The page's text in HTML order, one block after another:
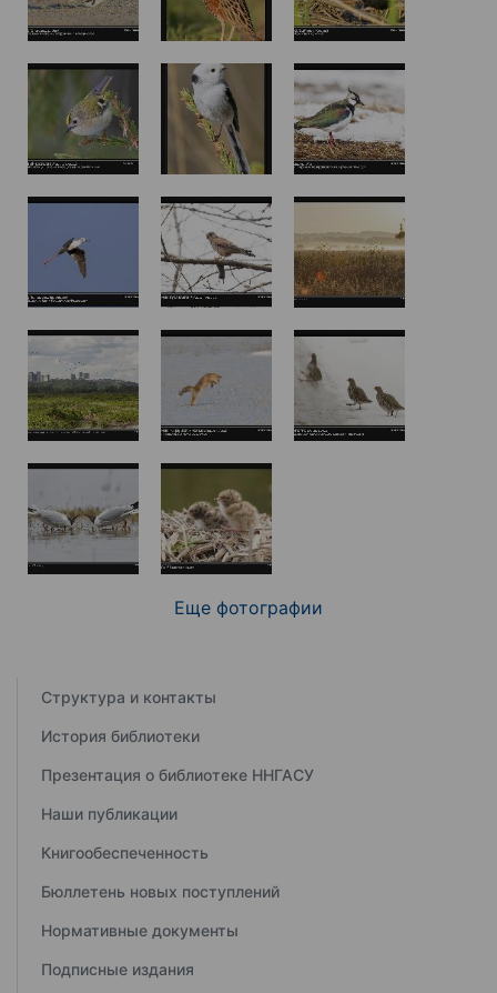
Еще фотографии
Структура и контакты
История библиотеки
Презентация о библиотеке ННГАСУ
Наши публикации
Книгообеспеченность
Бюллетень новых поступлений
Нормативные документы
Подписные издания